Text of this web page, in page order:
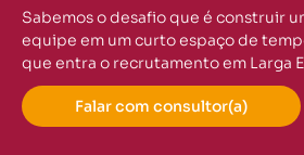
Sabemos o desafio que é construir
equipe em um curto espaço de
que entra o recrutamento em Larga
Falar com consultor(a)